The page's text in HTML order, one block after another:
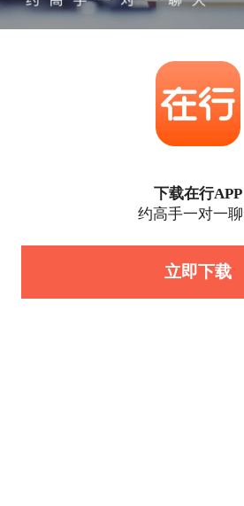
下载在行APP
约高手一对一
立即下载